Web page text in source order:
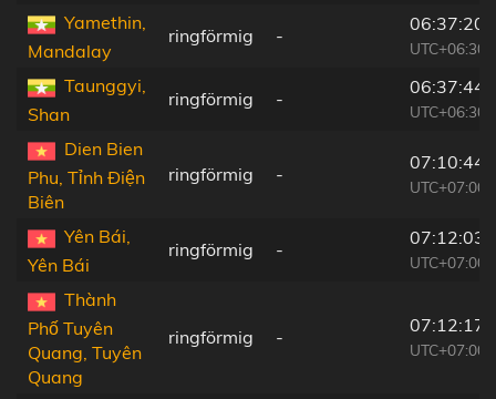
Yamethin,
Mandalay
ringförmig -
06:37:20
UTC+06:30
Taunggyi,
Shan
ringförmig -
06:37:44
UTC+06:30
Dien Bien
Phu, Tỉnh Ðiện
Biên
ringförmig -
07:10:44
UTC+07:00
Yên Bái,
Yên Bái
ringförmig -
07:12:03
UTC+07:00
Thành
Phố Tuyên
Quang, Tuyên
Quang
ringförmig -
07:12:17
UTC+07:00